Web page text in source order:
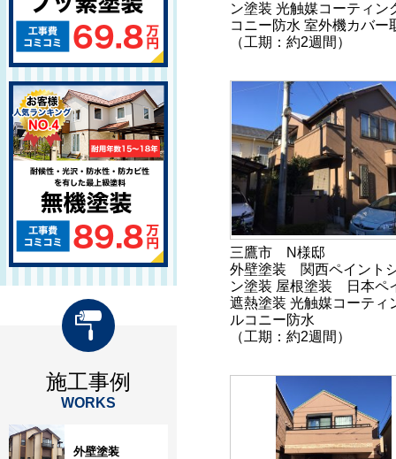
ン塗装 光触媒コーティン
コニー防水 室外機カバー
（工期：約2週間）
三鷹市 N様邸
外壁塗装 関西ペイント
ン塗装 屋根塗装 日本ペ
遮熱塗装 光触媒コーティ
ルコニー防水
（工期：約2週間）
施工事例
WORKS
外壁塗装